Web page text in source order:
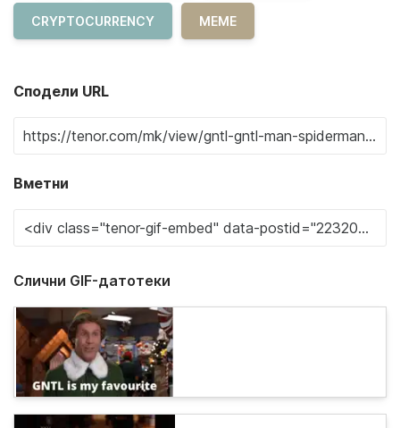
CRYPTOCURRENCY MEME
Сподели URL
Вметни
Слични GIF-датотеки